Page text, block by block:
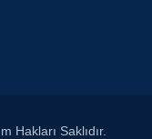
Hakları Saklıdır.